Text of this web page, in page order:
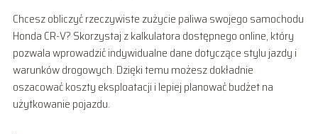
Chcesz obliczyć rzeczywiste zużycie paliwa swojego samochodu
Honda CR-V? Skorzystaj z kalkulatora dostępnego online, który
pozwala wprowadzić indywidualne dane dotyczące stylu jazdy i
warunków drogowych. Dzięki temu możesz dokładnie
oszacować koszty eksploatacji i lepiej planować budżet na
użytkowanie pojazdu.